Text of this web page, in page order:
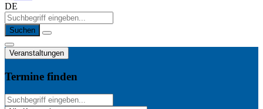
DE
Suchen
Veranstaltungen
Termine finden